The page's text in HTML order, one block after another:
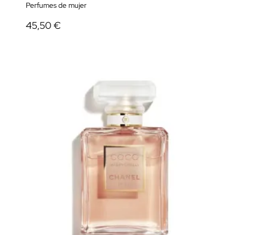
Perfumes de mujer
45,50 €